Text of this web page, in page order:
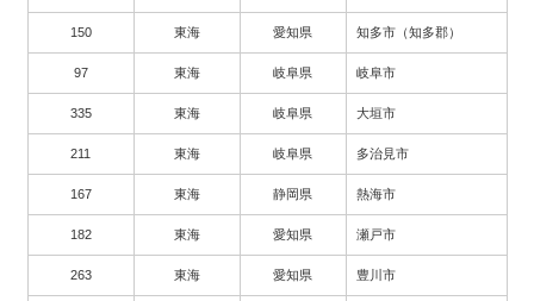
150 東海 愛知県 知多市（知多郡）
97 東海 岐阜県 岐阜市
335 東海 岐阜県 大垣市
211 東海 岐阜県 多治見市
167 東海 静岡県 熱海市
182 東海 愛知県 瀬戸市
263 東海 愛知県 豊川市